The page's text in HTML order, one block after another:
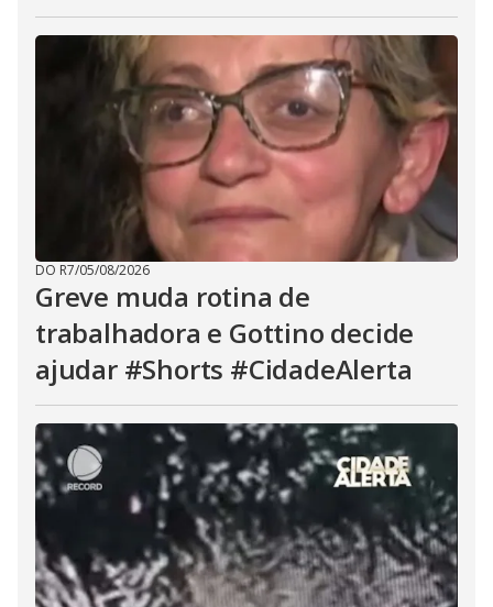
DO R7/05/08/2026
Greve muda rotina de
trabalhadora e Gottino decide
ajudar #Shorts #CidadeAlerta